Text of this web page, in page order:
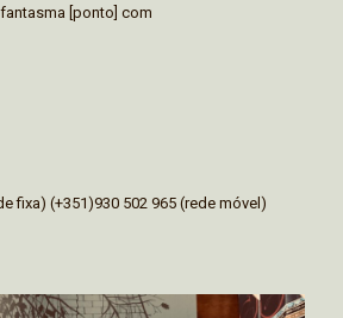
[ponto] com
fixa) (+351)930 502 965 (rede móvel)